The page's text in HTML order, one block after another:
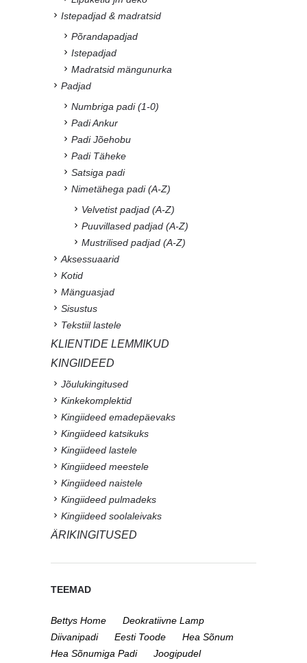
Istepadjad & madratsid
Põrandapadjad
Istepadjad
Madratsid mängunurka
Padjad
Numbriga padi (1-0)
Padi Ankur
Padi Jõehobu
Padi Täheke
Satsiga padi
Nimetähega padi (A-Z)
Velvetist padjad (A-Z)
Puuvillased padjad (A-Z)
Mustrilised padjad (A-Z)
Aksessuaarid
Kotid
Mänguasjad
Sisustus
Tekstiil lastele
KLIENTIDE LEMMIKUD
KINGIIDEED
Jõulukingitused
Kinkekomplektid
Kingiideed emadepäevaks
Kingiideed katsikuks
Kingiideed lastele
Kingiideed meestele
Kingiideed naistele
Kingiideed pulmadeks
Kingiideed soolaleivaks
ÄRIKINGITUSED
TEEMAD
Bettys Home
Deokratiivne Lamp
Diivanipadi
Eesti Toode
Hea Sõnum
Hea Sõnumiga Padi
Joogipudel